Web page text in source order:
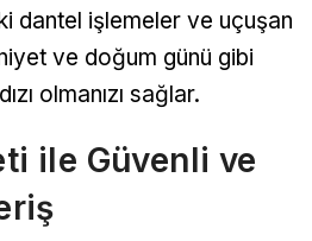
dantel işlemeler ve uçuşan
ve doğum günü gibi
olmanızı sağlar.
ile Güvenli ve